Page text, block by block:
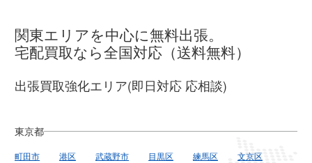
関東エリアを中心に無料出張。
宅配買取なら全国対応（送料無料）
出張買取強化エリア(即日対応 応相談)
東京都
町田市 港区 武蔵野市 目黒区 練馬区
文京区